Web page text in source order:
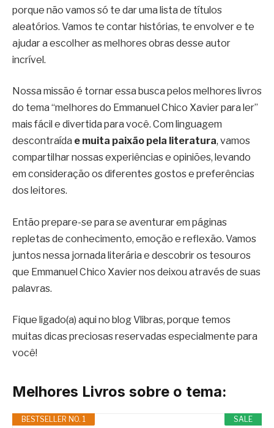
porque não vamos só te dar uma lista de títulos
aleatórios. Vamos te contar histórias, te envolver e te
ajudar a escolher as melhores obras desse autor
incrível.
Nossa missão é tornar essa busca pelos melhores livros
do tema “melhores do Emmanuel Chico Xavier para ler”
mais fácil e divertida para você. Com linguagem
descontraída e muita paixão pela literatura, vamos
compartilhar nossas experiências e opiniões, levando
em consideração os diferentes gostos e preferências
dos leitores.
Então prepare-se para se aventurar em páginas
repletas de conhecimento, emoção e reflexão. Vamos
juntos nessa jornada literária e descobrir os tesouros
que Emmanuel Chico Xavier nos deixou através de suas
palavras.
Fique ligado(a) aqui no blog Vlibras, porque temos
muitas dicas preciosas reservadas especialmente para
você!
Melhores Livros sobre o tema:
SALE
BESTSELLER NO. 1